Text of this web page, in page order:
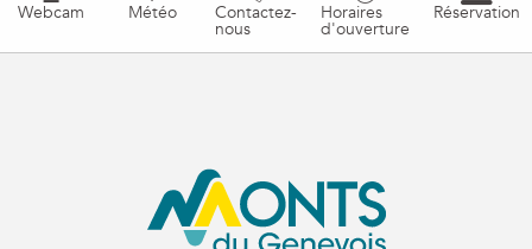
Webcam Météo Contactez-
nous
Horaires
d'ouverture
Réservation